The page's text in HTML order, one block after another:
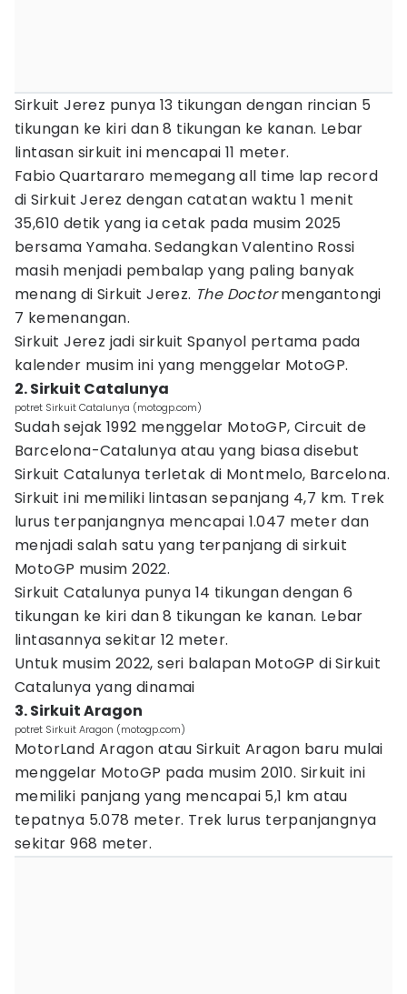
Sirkuit Jerez punya 13 tikungan dengan rincian 5
tikungan ke kiri dan 8 tikungan ke kanan. Lebar
lintasan sirkuit ini mencapai 11 meter.
Fabio Quartararo memegang all time lap record
di Sirkuit Jerez dengan catatan waktu 1 menit
35,610 detik yang ia cetak pada musim 2025
bersama Yamaha. Sedangkan Valentino Rossi
masih menjadi pembalap yang paling banyak
menang di Sirkuit Jerez. The Doctormengantongi
7 kemenangan.
Sirkuit Jerez jadi sirkuit Spanyol pertama pada
kalender musim ini yang menggelar MotoGP.
2. Sirkuit Catalunya
potret Sirkuit Catalunya (motogp.com)
Sudah sejak 1992 menggelar MotoGP, Circuit de
Barcelona-Catalunya atau yang biasa disebut
Sirkuit Catalunya terletak di Montmelo, Barcelona.
Sirkuit ini memiliki lintasan sepanjang 4,7 km. Trek
lurus terpanjangnya mencapai 1.047 meter dan
menjadi salah satu yang terpanjang di sirkuit
MotoGP musim 2022.
Sirkuit Catalunya punya 14 tikungan dengan 6
tikungan ke kiri dan 8 tikungan ke kanan. Lebar
lintasannya sekitar 12 meter.
Untuk musim 2022, seri balapan MotoGP di Sirkuit
Catalunya yang dinamai
3. Sirkuit Aragon
potret Sirkuit Aragon (motogp.com)
MotorLand Aragon atau Sirkuit Aragon baru mulai
menggelar MotoGP pada musim 2010. Sirkuit ini
memiliki panjang yang mencapai 5,1 km atau
tepatnya 5.078 meter. Trek lurus terpanjangnya
sekitar 968 meter.